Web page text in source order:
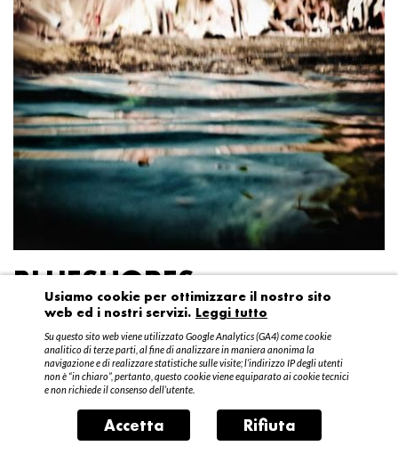
BLUESHORES
Federico Garibaldi
20 aprile – 15 maggio 2016
Usiamo cookie per ottimizzare il nostro sito
web ed i nostri servizi. Leggi tutto
Su questo sito web viene utilizzato Google Analytics (GA4) come cookie
analitico di terze parti, al fine di analizzare in maniera anonima la
navigazione e di realizzare statistiche sulle visite; l’indirizzo IP degli utenti
non è “in chiaro”, pertanto, questo cookie viene equiparato ai cookie tecnici
e non richiede il consenso dell’utente.
Accetta Rifiuta